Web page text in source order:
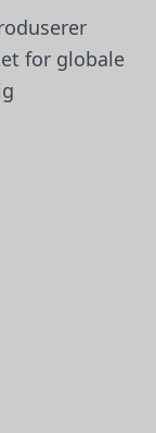
for globale